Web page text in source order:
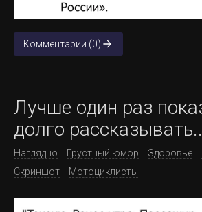
Комментарии (0)
Лучше один раз
долго
Наглядно Грустный юмор Здоровье
Скриншот
Мотоциклисты